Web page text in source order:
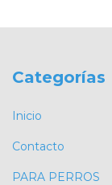
Categorías
Inicio
Contacto
PARA PERROS